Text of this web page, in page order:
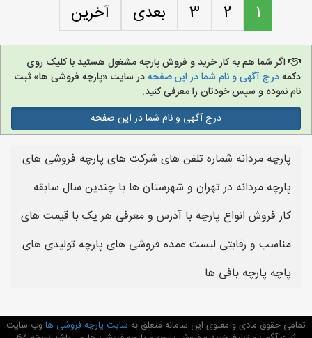
1
2
3 بعدی آخرین
اگر شما هم به کار خرید و فروش پارچه مشغول هستید با کلیک روی
دکمهدرج آگهی و نام شما در این صفحهدر سایت «پارچه فروشی ها» ثبت
نام نموده و سپس خودتان را معرفی کنید.
درج آگهی و نام شما در این صفحه
پارچه مردانه شماره تلفن های شرکت های پارچه فروشی های
پارچه مردانه در تهران و شهرستان ها با چندین سال سابقه
کار فروش انواع پارچه با آدرس و معرفی هر یک با قیمت های
مناسب و رقابتی لیست عمده فروشی های پارچه تولیدی های
پاچه پارچه بافی ها
تمامی حقوق مادی و معنوی این سامانه متعلق به سایت پارچه فروشی هاوب سایت